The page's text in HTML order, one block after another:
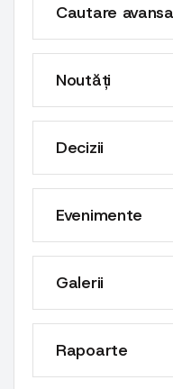
Cautare
Noutăți
Decizii
Evenimente
Galerii
Rapoarte